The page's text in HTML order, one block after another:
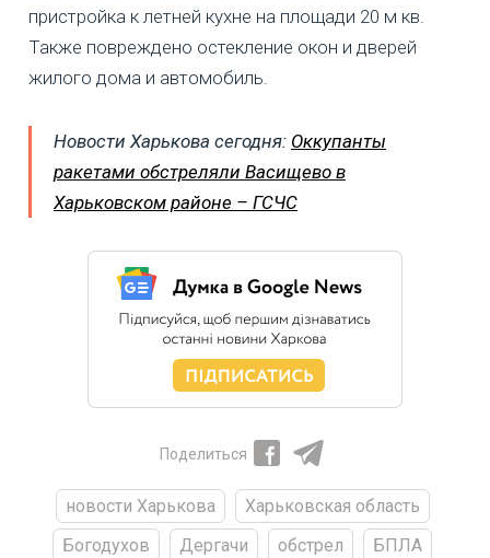
пристройка к летней кухне на площади 20 м кв.
Также повреждено остекление окон и дверей
жилого дома и автомобиль.
Новости Харькова сегодня: Оккупанты
ракетами обстреляли Васищево в
Харьковском районе – ГСЧС
Поделиться
новости Харькова
Харьковская область
Богодухов
Дергачи обстрел
БПЛА